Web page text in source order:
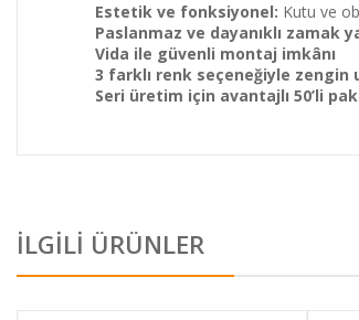
Estetik ve fonksiyonel: Kutu ve
Paslanmaz ve dayanıklı zamak
Vida ile güvenli montaj imkânı
3 farklı renk seçeneğiyle zengin
Seri üretim için avantajlı 50’li
İLGİLİ ÜRÜNLER